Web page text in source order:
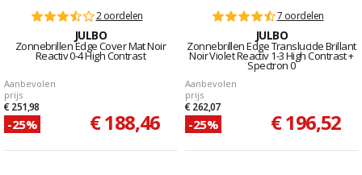
2 oordelen
JULBO
Zonnebrillen Edge Cover Mat Noir
Reactiv 0-4 High Contrast
Aanbevolen
prijs
€ 251,98
-25% € 188,46
7 oordelen
JULBO
Zonnebrillen Edge Translucide Brillant
Noir Violet Reactiv 1-3 High Contrast +
Spectron 0
Aanbevolen
prijs
€ 262,07
-25% € 196,52